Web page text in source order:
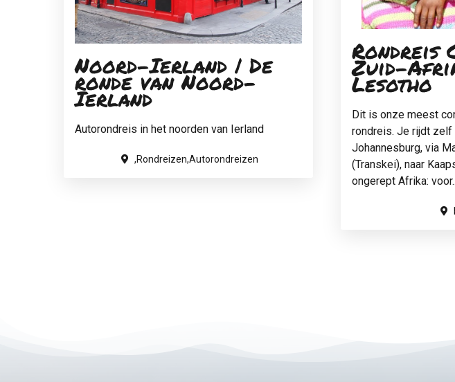
Noord-Ierland | De
ronde van Noord-
Ierland
Autorondreis in het noorden van Ierland
,Rondreizen,Autorondreizen
Rondreis
Zuid-
Lesotho
Dit is onze meest
rondreis. Je rijdt zelf
Johannesburg, via
(Transkei), naar
ongerept Afrika: